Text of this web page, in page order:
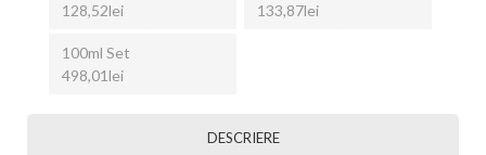
128,52lei
133,87lei
100ml Set
498,01lei
DESCRIERE